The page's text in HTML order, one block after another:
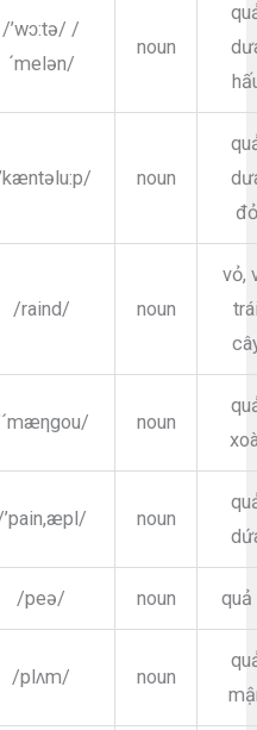
/’wɔ:tə/ /
´melən/
noun
noun
đỏ
/raind/ noun
vỏ,
noun
noun
/peə/ noun quả
/plʌm/ noun